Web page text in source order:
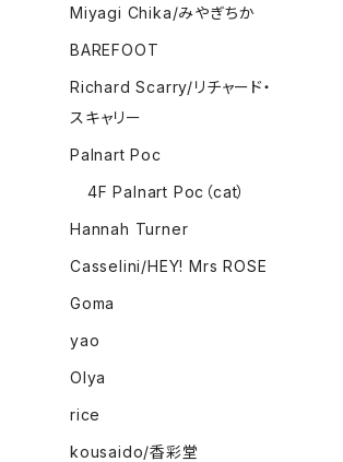
Miyagi Chika/みやぎちか
BAREFOOT
Richard Scarry/リチャード・
スキャリー
Palnart Poc
4F Palnart Poc（cat）
Hannah Turner
Casselini/HEY! Mrs ROSE
Goma
yao
Olya
rice
kousaido/香彩堂